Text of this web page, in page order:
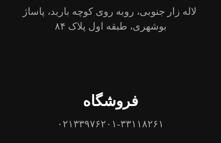
لاله زار جنوبی، روبه روی کوچه باربد، پاساژ
بوشهری، طبقه اول پلاک ۸۴
فروشگاه
۰۲۱۳۳۹۷۶۲۰۱-۳۳۱۱۸۲۶۱